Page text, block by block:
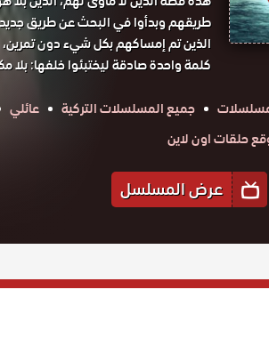
طريقهم وبدأوا في البحث عن طريق
الذين تم إمساكهم بكل شيء دون تمرين،
كلمة واحدة صادقة ليختبئوا خلفها: بلا
جميع المسلسلات التركية عائلي
حلقات اون لاين
عرض المسلسل